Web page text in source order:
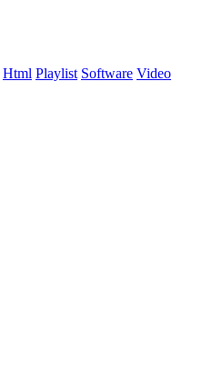
Html Playlist Software Video